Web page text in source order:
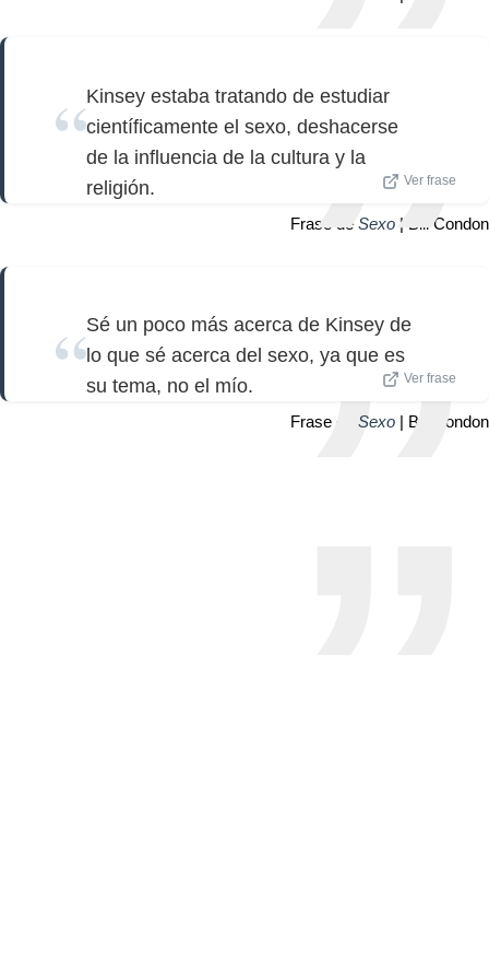
Kinsey estaba tratando de estudiar
científicamente el sexo, deshacerse
de la influencia de la cultura y la
religión.
Ver frase
Frase de Sexo | Bill Condon
Sé un poco más acerca de Kinsey de
lo que sé acerca del sexo, ya que es
su tema, no el mío.
Ver frase
Frase de Sexo | Bill Condon